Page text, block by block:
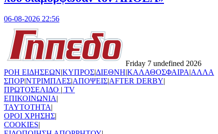
06-08-2026 22:56
Friday 7 undefined 2026
ΡΟΗ ΕΙΔΗΣΕΩΝ|ΚΥΠΡΟΣ|ΔΙΕΘΝΗ|ΚΑΛΑΘΟΣΦΑΙΡΑ|ΑΛΛΑ
ΣΠΟΡ|ΝΤΡΙΜΠΛΕΣ|ΑΠΟΨΕΙΣ|AFTER DERBY|
ΠΡΩΤΟΣΕΛΙΔΟ | TV
ΕΠΙΚΟΙΝΩΝΙΑ|
TAYTOTHTA|
ΟΡΟΙ ΧΡΗΣΗΣ|
COOKIES|